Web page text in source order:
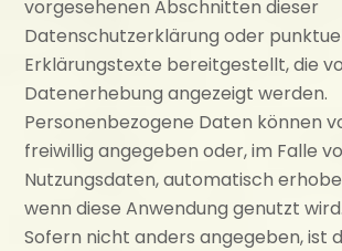
vorgesehenen Abschnitten dieser
Datenschutzerklärung oder
Erklärungstexte bereitgestellt, die
Datenerhebung angezeigt werden.
Personenbezogene Daten können
freiwillig angegeben oder, im Falle
Nutzungsdaten, automatisch
wenn diese Anwendung genutzt wird.
Sofern nicht anders angegeben, ist